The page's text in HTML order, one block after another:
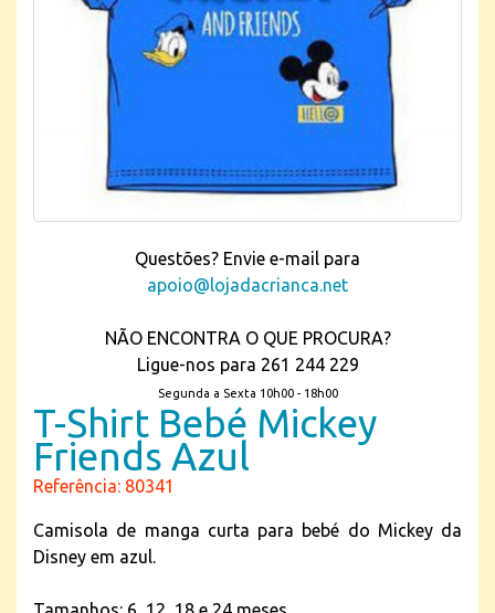
Questões? Envie e-mail para
apoio@lojadacrianca.net
NÃO ENCONTRA O QUE PROCURA?
Ligue-nos para 261 244 229
Segunda a Sexta 10h00 - 18h00
T-Shirt Bebé Mickey
Friends Azul
Referência: 80341
Camisola de manga curta para bebé do Mickey da
Disney em azul.